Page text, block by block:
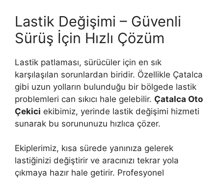
Lastik Değişimi – Güvenli
Sürüş İçin Hızlı Çözüm
Lastik patlaması, sürücüler için en sık
karşılaşılan sorunlardan biridir. Özellikle Çatalca
gibi uzun yolların bulunduğu bir bölgede lastik
problemleri can sıkıcı hale gelebilir. Çatalca Oto
Çekici ekibimiz, yerinde lastik değişimi hizmeti
sunarak bu sorununuzu hızlıca çözer.
Ekiplerimiz, kısa sürede yanınıza gelerek
lastiğinizi değiştirir ve aracınızı tekrar yola
çıkmaya hazır hale getirir. Profesyonel